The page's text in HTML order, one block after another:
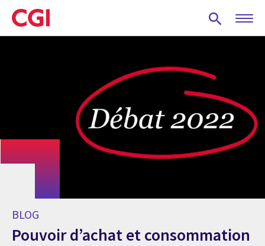
Skip
to
main
BLOG
Pouvoir d’achat et consommation